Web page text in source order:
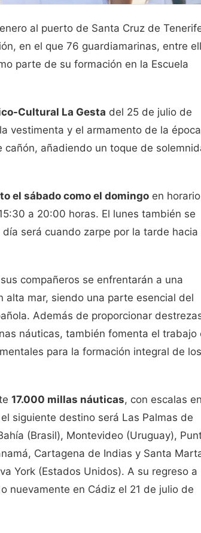
al puerto de Santa Cruz de
en el que 76 guardiamarinas, entre
parte de su formación en la Escuela
Cultural La Gesta del 25 de julio de
vestimenta y el armamento de la
añadiendo un toque de
el sábado como el domingo en
a 20:00 horas. El lunes también se
será cuando zarpe por la tarde hacia
compañeros se enfrentarán a una
alta mar, siendo una parte esencial del
Además de proporcionar
náuticas, también fomenta el trabajo
para la formación integral de los
17.000 millas náuticas, con escalas
siguiente destino será Las Palmas de
(Brasil), Montevideo (Uruguay),
Cartagena de Indias y Santa
York (Estados Unidos). A su regreso a
nuevamente en Cádiz el 21 de julio de